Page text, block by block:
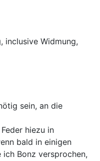
inclusive Widmung,
sein, an die
hiezu in
bald in einigen
Bonz versprochen,